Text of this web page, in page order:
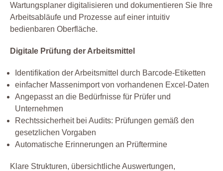
Wartungsplaner digitalisieren und dokumentieren Sie Ihre
Arbeitsabläufe und Prozesse auf einer intuitiv
bedienbaren Oberfläche.
Digitale Prüfung der Arbeitsmittel
Identifikation der Arbeitsmittel durch Barcode-Etiketten
einfacher Massenimport von vorhandenen Excel-Daten
Angepasst an die Bedürfnisse für Prüfer und
Unternehmen
Rechtssicherheit bei Audits: Prüfungen gemäß den
gesetzlichen Vorgaben
Automatische Erinnerungen an Prüftermine
Klare Strukturen, übersichtliche Auswertungen,